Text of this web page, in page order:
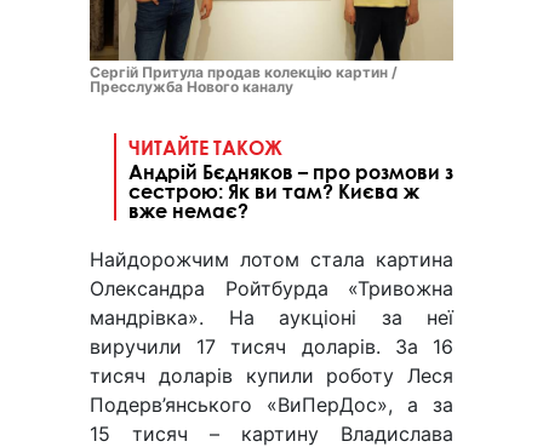
Сергій Притула продав колекцію картин /
Пресслужба Нового каналу
ЧИТАЙТЕ ТАКОЖ
Андрій Бєдняков – про розмови з
сестрою: Як ви там? Києва ж
вже немає?
Найдорожчим лотом стала картина
Олександра Ройтбурда «Тривожна
мандрівка». На аукціоні за неї
виручили 17 тисяч доларів. За 16
тисяч доларів купили роботу Леся
Подерв’янського «ВиПерДос», а за
15 тисяч – картину Владислава